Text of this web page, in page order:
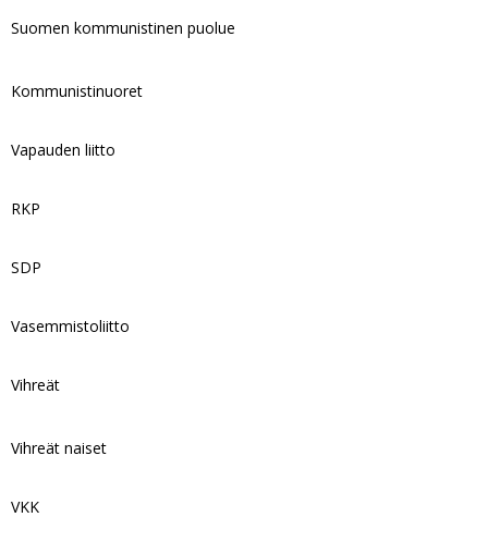
Suomen kommunistinen puolue
Kommunistinuoret
Vapauden liitto
RKP
SDP
Vasemmistoliitto
Vihreät
Vihreät naiset
VKK